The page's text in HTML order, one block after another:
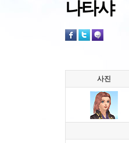
나타샤
사진